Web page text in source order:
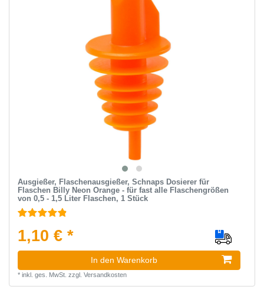
Ausgießer, Flaschenausgießer, Schnaps Dosierer für
Flaschen Billy Neon Orange - für fast alle Flaschengrößen
von 0,5 - 1,5 Liter Flaschen, 1 Stück
1,10 € *
In den Warenkorb
* inkl. ges. MwSt. zzgl. Versandkosten